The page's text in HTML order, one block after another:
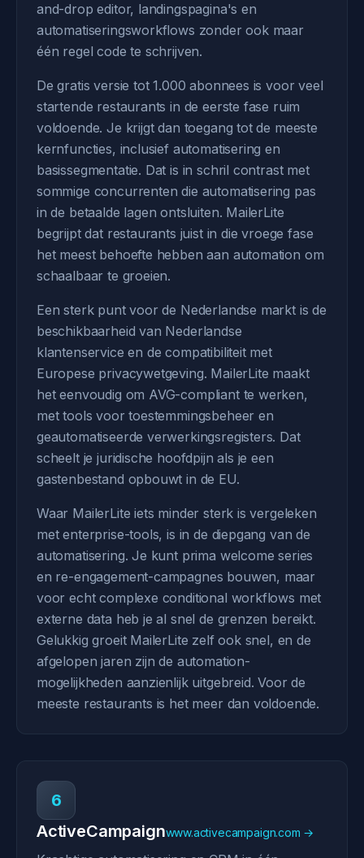
and-drop editor, landingspagina's en
automatiseringsworkflows zonder ook maar
één regel code te schrijven.
De gratis versie tot 1.000 abonnees is voor veel
startende restaurants in de eerste fase ruim
voldoende. Je krijgt dan toegang tot de meeste
kernfuncties, inclusief automatisering en
basissegmentatie. Dat is in schril contrast met
sommige concurrenten die automatisering pas
in de betaalde lagen ontsluiten. MailerLite
begrijpt dat restaurants juist in die vroege fase
het meest behoefte hebben aan automation om
schaalbaar te groeien.
Een sterk punt voor de Nederlandse markt is de
beschikbaarheid van Nederlandse
klantenservice en de compatibiliteit met
Europese privacywetgeving. MailerLite maakt
het eenvoudig om AVG-compliant te werken,
met tools voor toestemmingsbeheer en
geautomatiseerde verwerkingsregisters. Dat
scheelt je juridische hoofdpijn als je een
gastenbestand opbouwt in de EU.
Waar MailerLite iets minder sterk is vergeleken
met enterprise-tools, is in de diepgang van de
automatisering. Je kunt prima welcome series
en re-engagement-campagnes bouwen, maar
voor echt complexe conditional workflows met
externe data heb je al snel de grenzen bereikt.
Gelukkig groeit MailerLite zelf ook snel, en de
afgelopen jaren zijn de automation-
mogelijkheden aanzienlijk uitgebreid. Voor de
meeste restaurants is het meer dan voldoende.
6
ActiveCampaignwww.activecampaign.com →